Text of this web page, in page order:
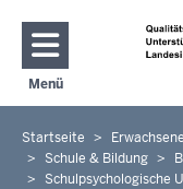
Menü
Navigation aktivieren/
Sie
befinden
Startseite
Schule & Bildung
Schulpsychologische